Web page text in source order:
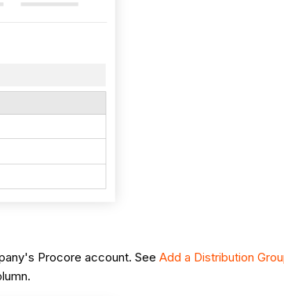
Procore account. SeeAdd a Distribution